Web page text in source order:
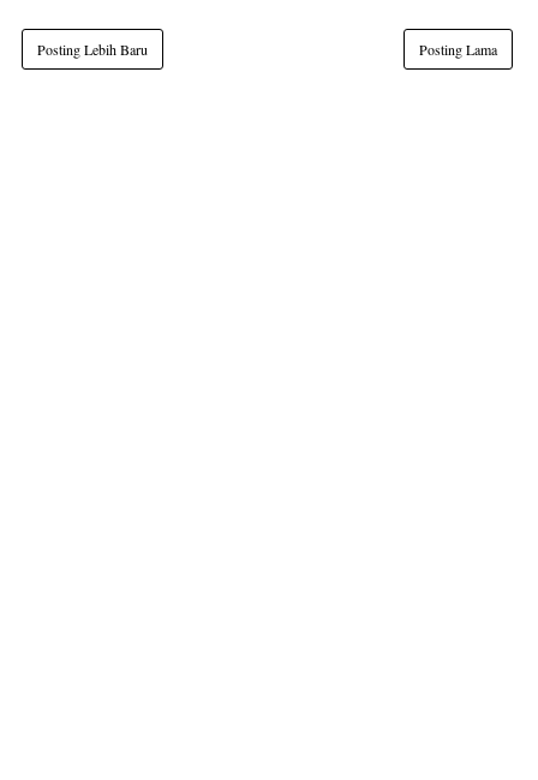
Posting Lebih Baru Posting Lama